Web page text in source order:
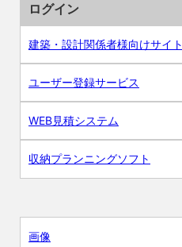
ログイン
建築・設計関係者様向けサイト
ユーザー登録サービス
WEB見積システム
収納プランニングソフト
画像